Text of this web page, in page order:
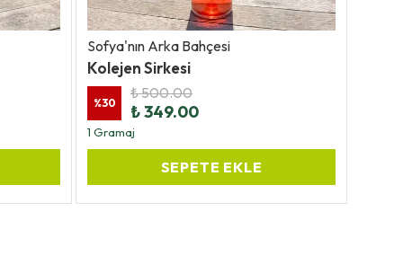
Sofya'nın Arka Bahçesi
Kolejen Sirkesi
%30
₺ 500.00
₺ 349.00
1 Gramaj
SEPETE EKLE